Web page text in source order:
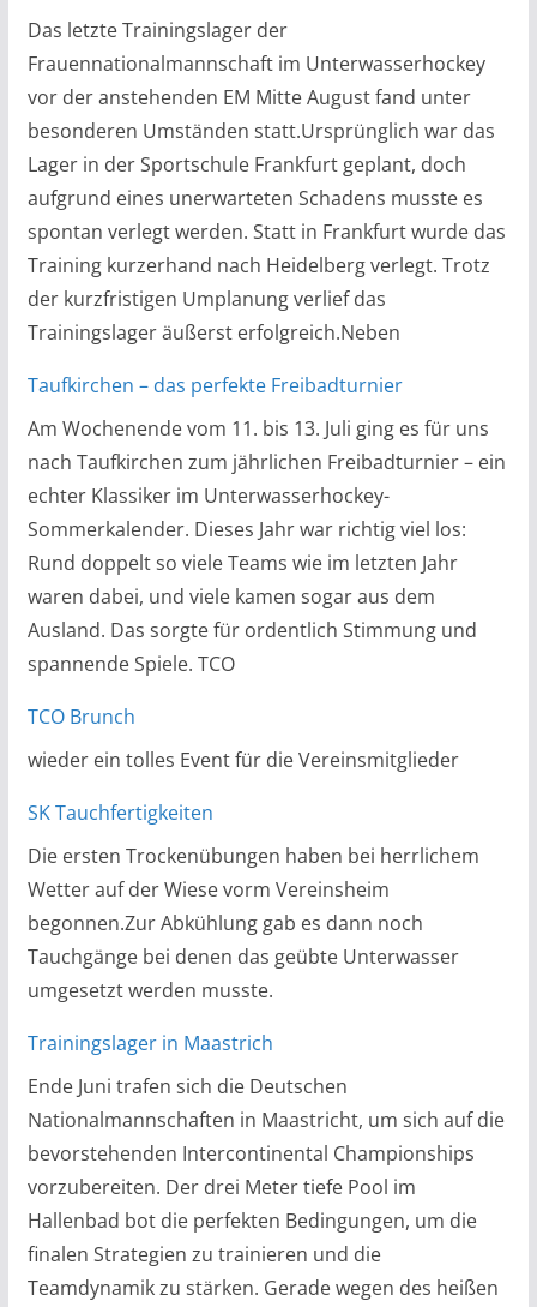
Das letzte Trainingslager der
Frauennationalmannschaft im Unterwasserhockey
vor der anstehenden EM Mitte August fand unter
besonderen Umständen statt.Ursprünglich war das
Lager in der Sportschule Frankfurt geplant, doch
aufgrund eines unerwarteten Schadens musste es
spontan verlegt werden. Statt in Frankfurt wurde das
Training kurzerhand nach Heidelberg verlegt. Trotz
der kurzfristigen Umplanung verlief das
Trainingslager äußerst erfolgreich.Neben
Taufkirchen – das perfekte Freibadturnier
Am Wochenende vom 11. bis 13. Juli ging es für uns
nach Taufkirchen zum jährlichen Freibadturnier – ein
echter Klassiker im Unterwasserhockey-
Sommerkalender. Dieses Jahr war richtig viel los:
Rund doppelt so viele Teams wie im letzten Jahr
waren dabei, und viele kamen sogar aus dem
Ausland. Das sorgte für ordentlich Stimmung und
spannende Spiele. TCO
TCO Brunch
wieder ein tolles Event für die Vereinsmitglieder
SK Tauchfertigkeiten
Die ersten Trockenübungen haben bei herrlichem
Wetter auf der Wiese vorm Vereinsheim
begonnen.Zur Abkühlung gab es dann noch
Tauchgänge bei denen das geübte Unterwasser
umgesetzt werden musste.
Trainingslager in Maastrich
Ende Juni trafen sich die Deutschen
Nationalmannschaften in Maastricht, um sich auf die
bevorstehenden Intercontinental Championships
vorzubereiten. Der drei Meter tiefe Pool im
Hallenbad bot die perfekten Bedingungen, um die
finalen Strategien zu trainieren und die
Teamdynamik zu stärken. Gerade wegen des heißen